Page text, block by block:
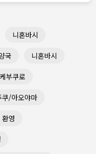
니혼바시
국 니혼바시
부쿠로
/아오야마
영